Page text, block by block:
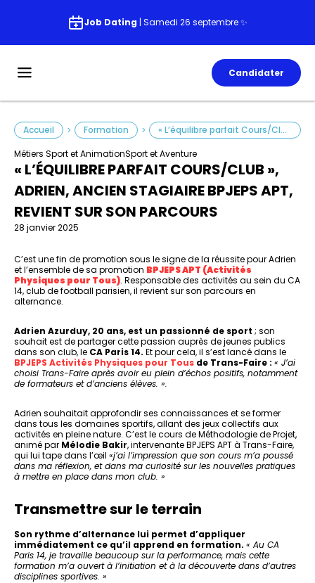
Job Dating | Samedi 26 septembre ✨
Candidater
Métiers Sport et AnimationSport et Aventure
Accueil > Formation > « L’équilibre parfait Cours/Club », Adrien, ancien stagiaire BPJEPS APT, revient sur son parcours
« L’ÉQUILIBRE PARFAIT COURS/CLUB »,
ADRIEN, ANCIEN STAGIAIRE BPJEPS APT,
REVIENT SUR SON PARCOURS
28 janvier 2025
C’est une fin de promotion sous le signe de la réussite pour Adrien
et l’ensemble de sa promotion BPJEPS APT (Activités
Physiques pour Tous). Responsable des activités au sein du CA
14, club de football parisien, il revient sur son parcours en
alternance.
Adrien Azurduy, 20 ans, est un passionné de sport ; son
souhait est de partager cette passion auprès de jeunes publics
dans son club, le CA Paris 14. Et pour cela, il s’est lancé dans le
BPJEPS Activités Physiques pour Tous de Trans-Faire : « J’ai
choisi Trans-Faire après avoir eu plein d’échos positifs, notamment
de formateurs et d’anciens élèves. ».
Adrien souhaitait approfondir ses connaissances et se former
dans tous les domaines sportifs, allant des jeux collectifs aux
activités en pleine nature. C’est le cours de Méthodologie de Projet,
animé par Mélodie Bakir, intervenante BPJEPS APT à Trans-Faire,
qui lui tape dans l’œil «j’ai l’impression que son cours m’a poussé
dans ma réflexion, et dans ma curiosité sur les nouvelles pratiques
à mettre en place dans mon club. »
Transmettre sur le terrain
Son rythme d’alternance lui permet d’appliquer
immédiatement ce qu’il apprend en formation. « Au CA
Paris 14, je travaille beaucoup sur la performance, mais cette
formation m’a ouvert à l’initiation et à la découverte dans d’autres
disciplines sportives. »